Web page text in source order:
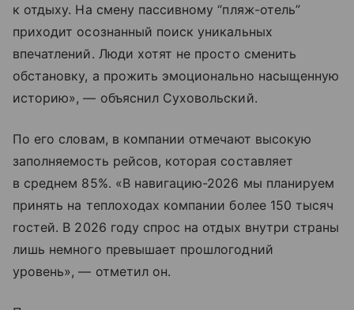
к отдыху. На смену пассивному “пляж-отель”
приходит осознанный поиск уникальных
впечатлений. Люди хотят не просто сменить
обстановку, а прожить эмоционально насыщенную
историю», — объяснил Суховольский.
По его словам, в компании отмечают высокую
заполняемость рейсов, которая составляет
в среднем 85%. «В навигацию-2026 мы планируем
принять на теплоходах компании более 150 тысяч
гостей. В 2026 году спрос на отдых внутри страны
лишь немного превышает прошлогодний
уровень», — отметил он.